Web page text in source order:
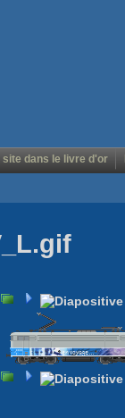
dans le livre d'or